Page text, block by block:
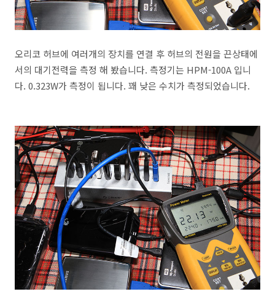
오리코 허브에 여러개의 장치를 연결 후 허브의 전원을 끈상태에
서의 대기전력을 측정 해 봤습니다. 측정기는 HPM-100A 입니
다. 0.323W가 측정이 됩니다. 꽤 낮은 수치가 측정되었습니다.